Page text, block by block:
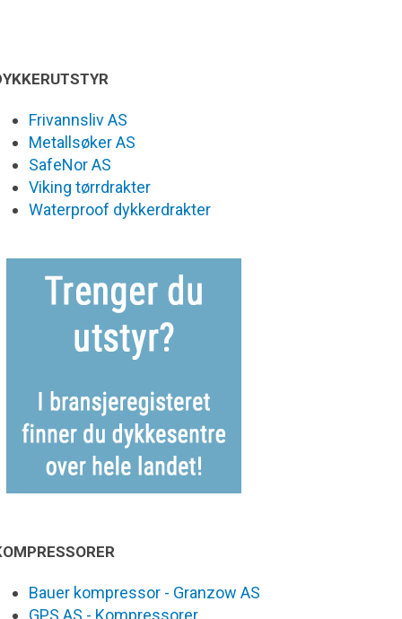
Frivannsliv AS
Metallsøker AS
SafeNor AS
Viking tørrdrakter
Waterproof dykkerdrakter
Bauer kompressor - Granzow AS
GPS AS - Kompressorer